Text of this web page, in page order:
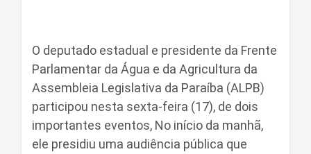
O deputado estadual e presidente da Frente
Parlamentar da Água e da Agricultura da
Assembleia Legislativa da Paraíba (ALPB)
participou nesta sexta-feira (17), de dois
importantes eventos, No início da manhã,
ele presidiu uma audiência pública que